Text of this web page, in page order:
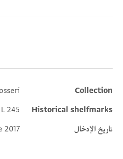
Additional metadata
Collection
Historical shelfmarks
245
تاريخ الإدخال
2017